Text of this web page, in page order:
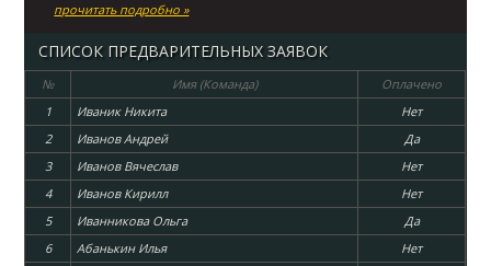
прочитать подробно »
СПИСОК ПРЕДВАРИТЕЛЬНЫХ ЗАЯВОК
№ Имя (Команда)
Оплачено
1
Иваник Никита
Нет
2
Иванов Андрей
Да
3
Иванов Вячеслав
Нет
4
Иванов Кирилл
Нет
5
Иванникова Ольга
Да
6
Абанькин Илья
Нет